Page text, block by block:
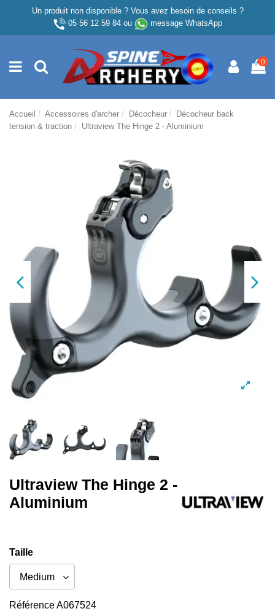
Un produit non disponible ? Vous avez besoin de conseils ?
05 56 12 59 84ou message WhatsApp
0
Accueil Accessoires d'archer Décocheur
Décocheur back
tension & traction
Ultraview The Hinge 2 - Aluminium
Ultraview The Hinge 2 -
Aluminium
Taille
RéférenceA067524